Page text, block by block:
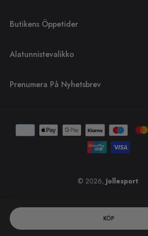
KÖP
Butikens Öppetider
Alatunnistevalikko
Prenumera På Nyhetsbrev
© 2026, Jollesport.